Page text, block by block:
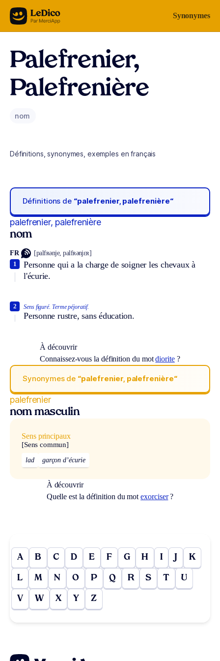
Aller au contenu Synonymes
Palefrenier,
Palefrenière
nom
Définitions, synonymes, exemples en français
Définitions de “palefrenier, palefrenière“
palefrenier, palefrenière
nom
FR [palfʀənje, palfʀənjɛʀ]
Personne qui a la charge de soigner les chevaux à
l'écurie.
1
Sens figuré. Terme péjoratif.
Personne rustre, sans éducation.
2
À découvrir
Connaissez-vous la définition du motdiorite?
Synonymes de “palefrenier, palefrenière“
palefrenier
nom masculin
Sens principaux
[Sens commun]
lad garçon d’écurie
À découvrir
Quelle est la définition du motexorciser?
A B C D E F G H I J K
L M N O P Q R S T U
V W X Y Z